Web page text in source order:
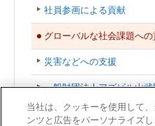
社員参画による貢献
グローバルな社会課題への
災害などへの支援
一般財団法人アズビル山武
サステナビリティ関連資料
当社は、クッキーを使用して
ンツと広告をパーソナライズ